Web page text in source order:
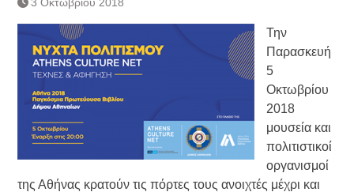
Κατάργηση βιβλιαρίων Υγείας
Ημερήσιο Δελτίο Τιμών
Συναλλάγματος &
Τραπεζογραμματίων 7-3-2019
Ημερήσιο Δελτίο Τιμών
Συναλλάγματος &
Τραπεζογραμματίων 4-3-2019
Κάθοδος αγροτών
Δικαιοσύνη
Την
Παρασκευή
5
Οκτωβρίου
2018
μουσεία και
πολιτιστικοί
οργανισμοί
της Αθήνας κρατούν τις πόρτες τους ανοιχτές μέχρι και